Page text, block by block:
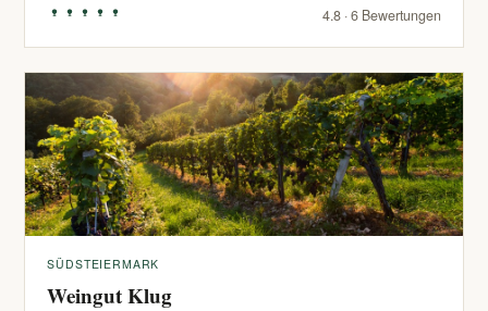
4.8 · 6 Bewertungen
SÜDSTEIERMARK
Weingut Klug